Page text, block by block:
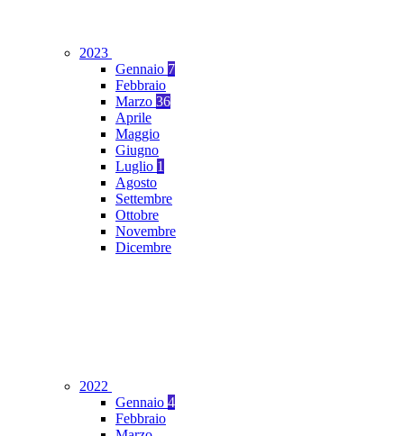
2023
Gennaio 7
Febbraio
Marzo 36
Aprile
Maggio
Giugno
Luglio 1
Agosto
Settembre
Ottobre
Novembre
Dicembre
2022
Gennaio 4
Febbraio